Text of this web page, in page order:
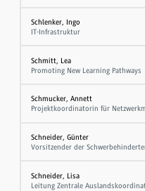
Schlenker, Ingo
IT-Infrastruktur
Schmitt, Lea
Promoting New Learning Pathways
Schmucker, Annett
Projektkoordinatorin für
Schneider, Günter
Vorsitzender der
Schneider, Lisa
Leitung Zentrale